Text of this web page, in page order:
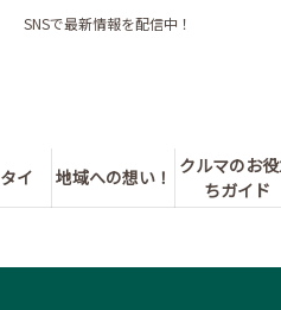
イ 地域への想い！
クルマのお
ちガイド
SNSで最新情報を配信中！